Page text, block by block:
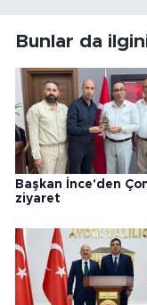
Bunlar da
Başkan İnce'den
ziyaret